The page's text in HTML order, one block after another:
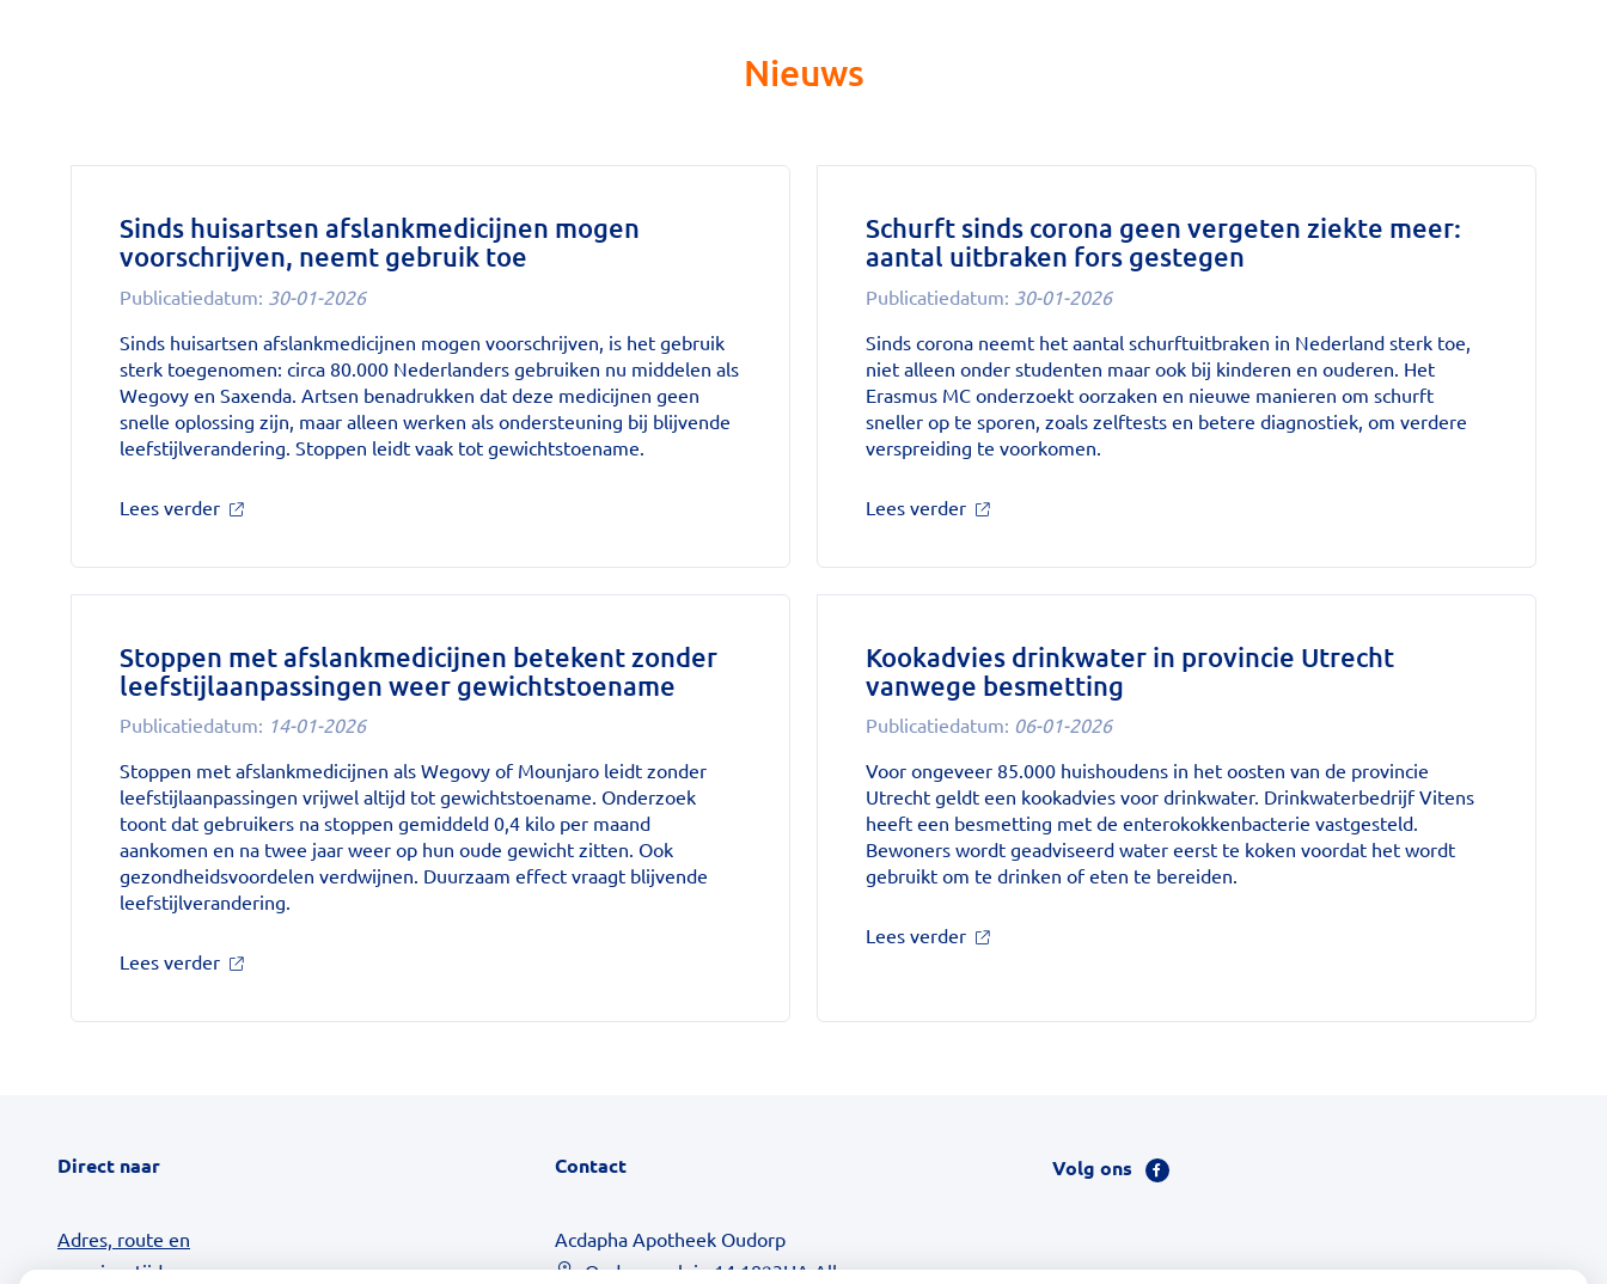
Nieuws
Sinds huisartsen afslankmedicijnen mogen
voorschrijven, neemt gebruik toe
Publicatiedatum: 30-01-2026
Sinds huisartsen afslankmedicijnen mogen voorschrijven, is het gebruik
sterk toegenomen: circa 80.000 Nederlanders gebruiken nu middelen als
Wegovy en Saxenda. Artsen benadrukken dat deze medicijnen geen
snelle oplossing zijn, maar alleen werken als ondersteuning bij blijvende
leefstijlverandering. Stoppen leidt vaak tot gewichtstoename.
Lees verder over
mogen
neemt
gebruik
toe'
op
zorggids
Schurft sinds corona geen vergeten ziekte meer:
aantal uitbraken fors gestegen
Publicatiedatum: 30-01-2026
Sinds corona neemt het aantal schurftuitbraken in Nederland sterk toe,
niet alleen onder studenten maar ook bij kinderen en ouderen. Het
Erasmus MC onderzoekt oorzaken en nieuwe manieren om schurft
sneller op te sporen, zoals zelftests en betere diagnostiek, om verdere
verspreiding te voorkomen.
Lees verder over
geen
ziekte
meer:
aantal
uitbraken
gestegen'
op
Nationale
zorggids
Stoppen met afslankmedicijnen betekent zonder
leefstijlaanpassingen weer gewichtstoename
Publicatiedatum: 14-01-2026
Stoppen met afslankmedicijnen als Wegovy of Mounjaro leidt zonder
leefstijlaanpassingen vrijwel altijd tot gewichtstoename. Onderzoek
toont dat gebruikers na stoppen gemiddeld 0,4 kilo per maand
aankomen en na twee jaar weer op hun oude gewicht zitten. Ook
gezondheidsvoordelen verdwijnen. Duurzaam effect vraagt blijvende
leefstijlverandering.
Lees verder over
Kookadvies drinkwater in provincie Utrecht
vanwege besmetting
Publicatiedatum: 06-01-2026
Voor ongeveer 85.000 huishoudens in het oosten van de provincie
Utrecht geldt een kookadvies voor drinkwater. Drinkwaterbedrijf Vitens
heeft een besmetting met de enterokokkenbacterie vastgesteld.
Bewoners wordt geadviseerd water eerst te koken voordat het wordt
gebruikt om te drinken of eten te bereiden.
Lees verder over
provincie
Direct naar
Adres, route en
openingstijden
Contact
Acdapha Apotheek Oudorp
Oudorperplein 14 1823HA Alkmaar
Volg ons
Bezoek